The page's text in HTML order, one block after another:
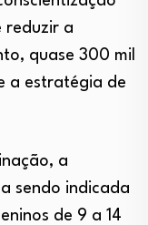
reduzir a
quase 300 mil
a estratégia de
a
sendo indicada
de 9 a 14